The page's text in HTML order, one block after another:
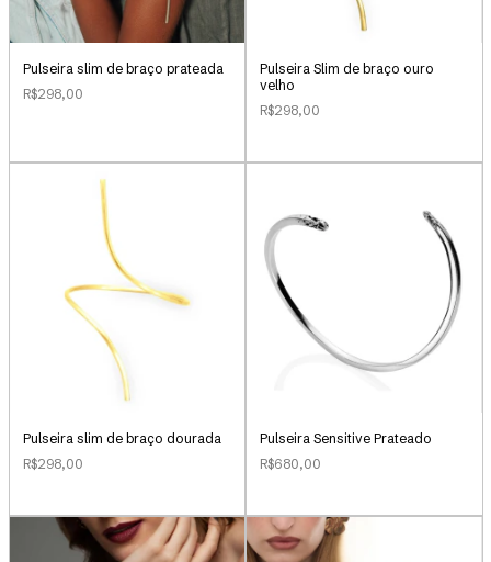
Pulseira slim de braço prateada
R$298,00
Pulseira Slim de braço ouro
velho
R$298,00
Pulseira slim de braço dourada
R$298,00
Pulseira Sensitive Prateado
R$680,00